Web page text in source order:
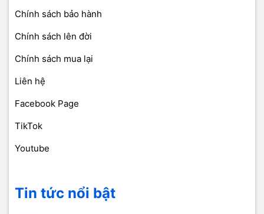
Chính sách bảo hành
Chính sách lên đời
Chính sách mua lại
Liên hệ
Facebook Page
TikTok
Youtube
Tin tức nổi bật